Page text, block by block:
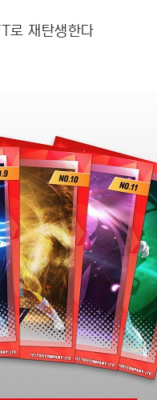
로 재탄생한다